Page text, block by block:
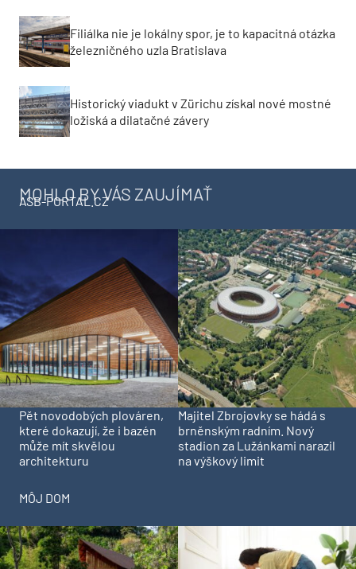
Filiálka nie je lokálny spor, je to kapacitná otázka
železničného uzla Bratislava
Historický viadukt v Zürichu získal nové mostné
ložiská a dilatačné závery
MOHLO BY VÁS ZAUJÍMAŤ
ASB-PORTAL.CZ
Pět novodobých plováren,
které dokazují, že i bazén
může mít skvělou
architekturu
Majitel Zbrojovky se hádá s
brněnským radním. Nový
stadion za Lužánkami narazil
na výškový limit
MÔJ DOM